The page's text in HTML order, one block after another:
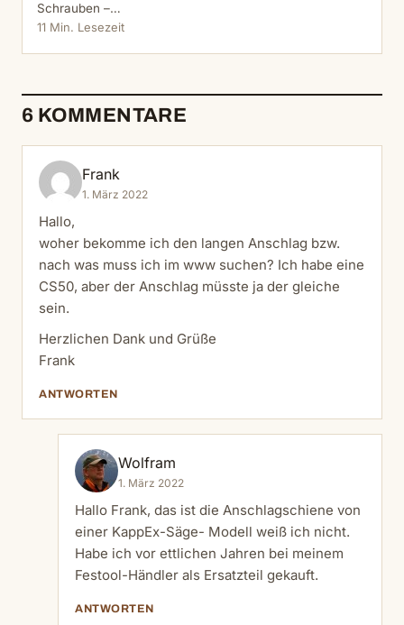
Schrauben –…
11 Min. Lesezeit
6 KOMMENTARE
Frank
1. März 2022
Hallo,
woher bekomme ich den langen Anschlag bzw.
nach was muss ich im www suchen? Ich habe eine
CS50, aber der Anschlag müsste ja der gleiche
sein.
Herzlichen Dank und Grüße
Frank
ANTWORTEN
Wolfram
1. März 2022
Hallo Frank, das ist die Anschlagschiene von
einer KappEx-Säge- Modell weiß ich nicht.
Habe ich vor ettlichen Jahren bei meinem
Festool-Händler als Ersatzteil gekauft.
ANTWORTEN